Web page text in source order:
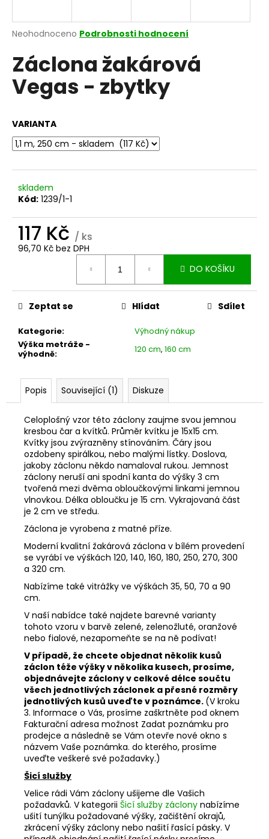
Průměrné
produktu
je
0,0
z
Neohodnoceno Podrobnosti hodnocení
Záclona žakárová
Vegas - zbytky
VARIANTA
skladem
Kód: 1239/1-1
117 Kč / ks
96,70 Kč bez DPH
DO KOŠÍKU
Kategorie:
Výhodný nákup
Výška metráže -
výhodně: 120 cm, 160 cm
Zeptat se Hlídat Sdílet
Popis Související (1) Diskuze
Celoplošný vzor této záclony zaujme svou jemnou
kresbou čar a kvítků. Průměr kvítku je 15x15 cm.
Kvítky jsou zvýrazněny stínováním. Čáry jsou
ozdobeny spirálkou, nebo malými lístky. Doslova,
jakoby záclonu někdo namaloval rukou. Jemnost
záclony neruší ani spodní kanta do výšky 3 cm
tvořená mezi dvěma obloučkovými linkami jemnou
vlnovkou. Délka obloučku je 15 cm. Vykrajovaná část
je 2 cm ve středu.
Záclona je vyrobena z matné příze.
Moderní kvalitní žakárová záclona v bílém provedení
se vyrábí ve výškách 120, 140, 160, 180, 250, 270, 300
a 320 cm.
Nabízíme také vitrážky ve výškách 35, 50, 70 a 90
cm.
V naší nabídce také najdete barevné varianty
tohoto vzoru v barvě zelené, zelenožluté, oranžové
nebo fialové, nezapomeňte se na ně podívat!
V případě, že chcete objednat několik kusů
záclon téže výšky v několika kusech, prosíme,
objednávejte záclony v celkové délce součtu
všech jednotlivých záclonek a přesné rozměry
jednotlivých kusů uveďte v poznámce. (V kroku
3. Informace o Vás, prosíme zaškrtněte pod oknem
Fakturační adresa možnost Zadat poznámku pro
prodejce a následně se Vám otevře nové okno s
názvem Vaše poznámka. do kterého, prosíme
uveďte veškeré své požadavky.)
Šicí služby
Velice rádi Vám záclony ušijeme dle Vašich
požadavků. V kategorii Šicí služby záclony nabízíme
ušití tunýlku požadované výšky, začištění okrajů,
zkrácení výšky záclony nebo našití řasící pásky. V
j
t
?
HLEDAT
D
o
p
o
e
m
e